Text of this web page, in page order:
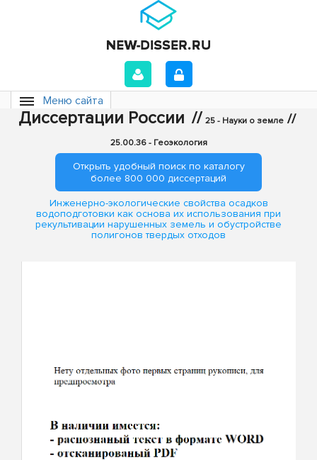
Меню сайта
Диссертации России // 25 - Науки о земле //
25.00.36 - Геоэкология
Открыть удобный поиск по каталогу
более 800 000 диссертаций
Инженерно-экологические свойства осадков
водоподготовки как основа их использования при
рекультивации нарушенных земель и обустройстве
полигонов твердых отходов